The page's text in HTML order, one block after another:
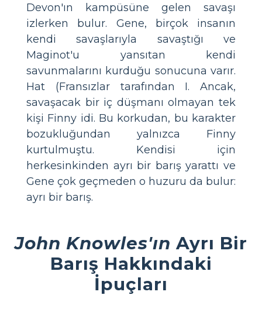
Devon'ın kampüsüne gelen savaşı
izlerken bulur. Gene, birçok insanın
kendi savaşlarıyla savaştığı ve
Maginot'u yansıtan kendi
savunmalarını kurduğu sonucuna varır.
Hat (Fransızlar tarafından I. Ancak,
savaşacak bir iç düşmanı olmayan tek
kişi Finny idi. Bu korkudan, bu karakter
bozukluğundan yalnızca Finny
kurtulmuştu. Kendisi için
herkesinkinden ayrı bir barış yarattı ve
Gene çok geçmeden o huzuru da bulur:
ayrı bir barış.
John Knowles'ın Ayrı Bir
Barış Hakkındaki
İpuçları